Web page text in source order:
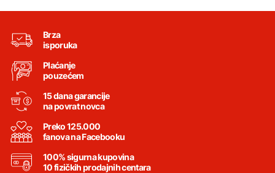
Brza
isporuka
Plaćanje
pouzećem
15 dana garancije
na povrat novca
Preko 125.000
fanova na Facebooku
100% sigurna kupovina
10 fizičkih prodajnih centara